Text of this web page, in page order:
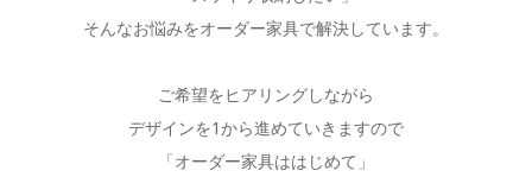
そんなお悩みをオーダー家具で解決しています。
ご希望をヒアリングしながら
デザインを1から進めていきますので
「オーダー家具ははじめて」